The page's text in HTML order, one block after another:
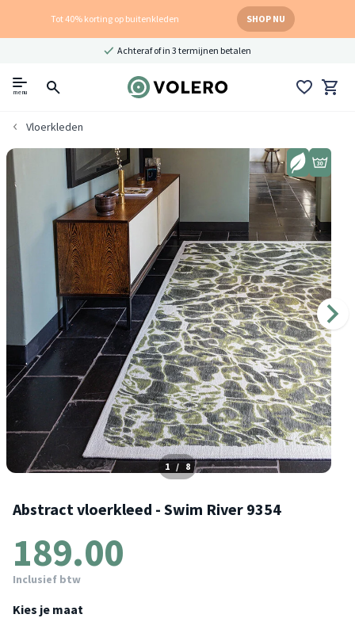
Tot 40% korting op buitenkleden SHOP NU
Achteraf of in 3 termijnen betalen
menu
Vloerkleden
1 / 8
Abstract vloerkleed - Swim River 9354
189.00
Inclusief btw
Kies je maat